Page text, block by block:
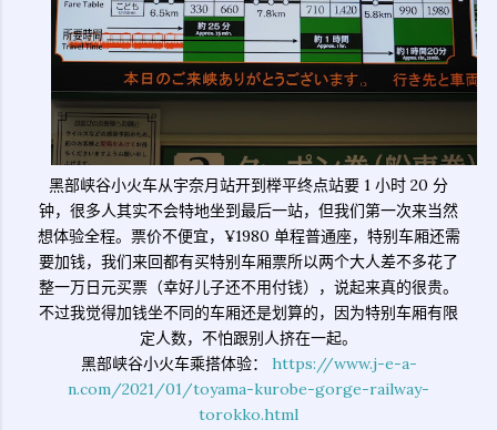
黑部峡谷小火车从宇奈月站开到榉平终点站要 1 小时 20 分
钟，很多人其实不会特地坐到最后一站，但我们第一次来当然
想体验全程。票价不便宜，¥1980 单程普通座，特别车厢还需
要加钱，我们来回都有买特别车厢票所以两个大人差不多花了
整一万日元买票（幸好儿子还不用付钱），说起来真的很贵。
不过我觉得加钱坐不同的车厢还是划算的，因为特别车厢有限
定人数，不怕跟别人挤在一起。
黑部峡谷小火车乘搭体验： https://www.j-e-a-
n.com/2021/01/toyama-kurobe-gorge-railway-
torokko.html